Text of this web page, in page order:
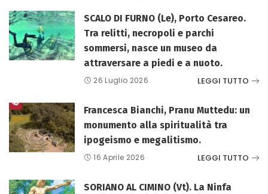
SCALO DI FURNO (Le), Porto Cesareo.
Tra relitti, necropoli e parchi
sommersi, nasce un museo da
attraversare a piedi e a nuoto.
26 Luglio 2026 LEGGI TUTTO
Francesca Bianchi, Pranu Muttedu: un
monumento alla spiritualità tra
ipogeismo e megalitismo.
16 Aprile 2026 LEGGI TUTTO
SORIANO AL CIMINO (Vt). La Ninfa